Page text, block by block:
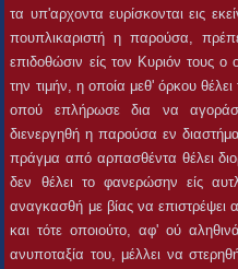
τα υπ'αρχοντα ευρίσκονται εις
πουπλικαριστή η παρούσα,
επιδοθώσιν είς τον Κυριόν τους ο
την τιμήν, η οποία μεθ' όρκου
οπού επλήρωσε δια να
διενεργηθή η παρούσα εν
πράγμα από αρπασθέντα θέλει
δεν θέλει το φανερώσην είς
αναγκασθή με βίας να επιστρέψει
και τότε οποιούτο, αφ' ού
ανυποταξία του, μέλλει να